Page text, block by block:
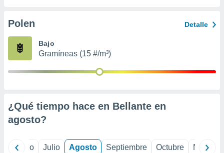
e
mediante
publicidad
publicidad
de
Polen Detalle
Bajo
Gramíneas (15 #/m³)
¿Qué tiempo hace en Bellante en
agosto?
Junio Julio Agosto Septiembre Octubre